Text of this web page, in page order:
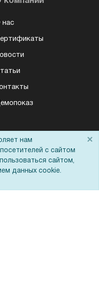
нас
нам
с сайтом
сайтом,
данных cookie.
×